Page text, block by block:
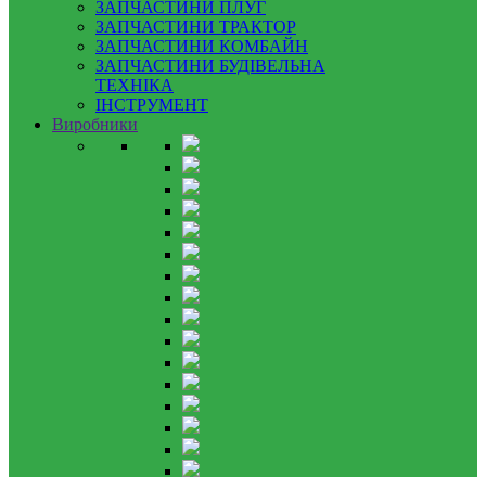
ЗАПЧАСТИНИ ПЛУГ
ЗАПЧАСТИНИ ТРАКТОР
ЗАПЧАСТИНИ КОМБАЙН
ЗАПЧАСТИНИ БУДІВЕЛЬНА
ТЕХНІКА
ІНСТРУМЕНТ
Виробники